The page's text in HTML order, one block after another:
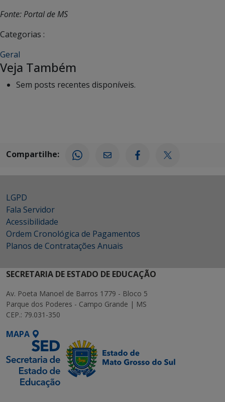
Fonte: Portal de MS
Categorias :
Geral
Veja Também
Sem posts recentes disponíveis.
Compartilhe:
LGPD
Fala Servidor
Acessibilidade
Ordem Cronológica de Pagamentos
Planos de Contratações Anuais
SECRETARIA DE ESTADO DE EDUCAÇÃO
Av. Poeta Manoel de Barros 1779 - Bloco 5
Parque dos Poderes - Campo Grande | MS
CEP.: 79.031-350
MAPA